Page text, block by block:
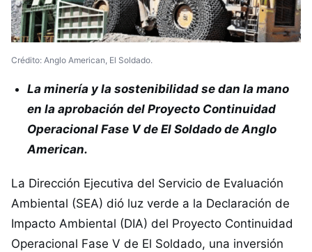
Crédito: Anglo American, El Soldado.
La minería y la sostenibilidad se dan la mano
en la aprobación del Proyecto Continuidad
Operacional Fase V de El Soldado de Anglo
American.
La Dirección Ejecutiva del Servicio de Evaluación
Ambiental (SEA) dió luz verde a la Declaración de
Impacto Ambiental (DIA) del Proyecto Continuidad
Operacional Fase V de El Soldado, una inversión